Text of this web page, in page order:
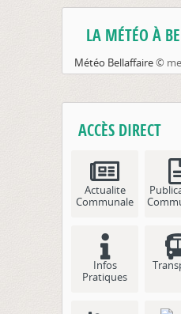
LA MÉTÉO À
Météo Bellaffaire©
ACCÈS DIRECT
Actualite
Communale
Infos
Pratiques